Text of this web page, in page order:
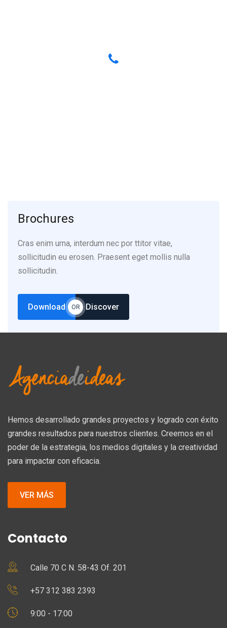
Brochures
Cras enim urna, interdum nec por ttitor vitae,
sollicitudin eu erosen. Praesent eget mollis nulla
sollicitudin.
Download OR Discover
Hemos desarrollado grandes proyectos y logrado con éxito
grandes resultados para nuestros clientes. Creemos en el
poder de la estrategia, los medios digitales y la creatividad
para impactar con eficacia.
VER MÁS
Contacto
Calle 70 C N. 58-43 Of. 201
+57 312 383 2393
9:00 - 17:00